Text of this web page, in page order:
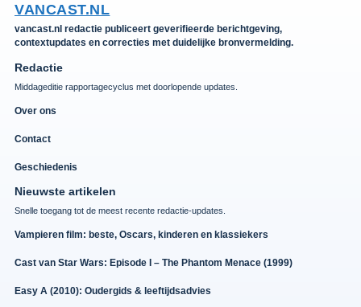
VANCAST.NL
vancast.nl redactie publiceert geverifieerde berichtgeving,
contextupdates en correcties met duidelijke bronvermelding.
Redactie
Middageditie rapportagecyclus met doorlopende updates.
Over ons
Contact
Geschiedenis
Nieuwste artikelen
Snelle toegang tot de meest recente redactie-updates.
Vampieren film: beste, Oscars, kinderen en klassiekers
Cast van Star Wars: Episode I – The Phantom Menace (1999)
Easy A (2010): Oudergids & leeftijdsadvies